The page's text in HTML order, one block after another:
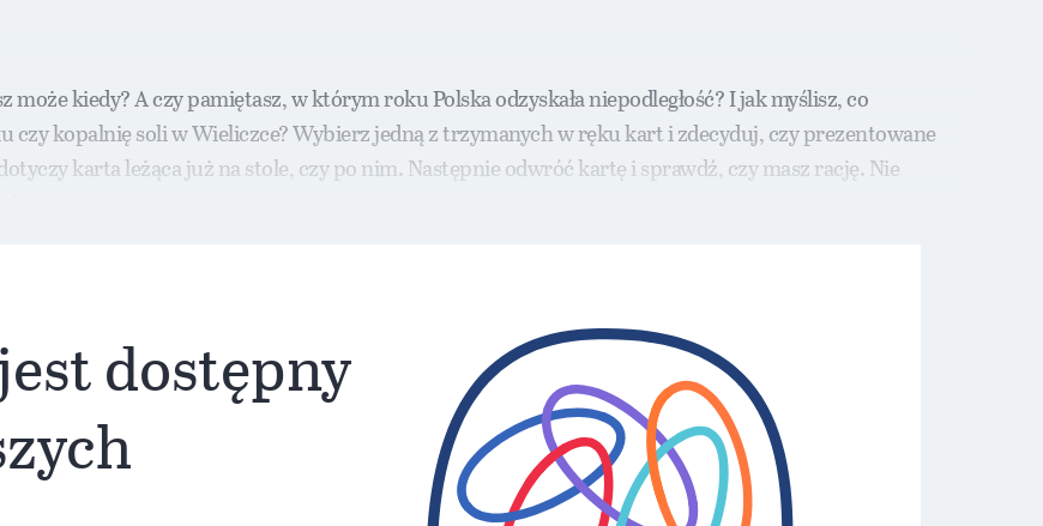
może kiedy? A czy pamiętasz, w którym roku Polska odzyskała niepodległość? I jak myślisz, co
czy kopalnię soli w Wieliczce? Wybierz jedną z trzymanych w ręku kart i zdecyduj, czy prezentowane
karta leżąca już na stole, czy po nim. Następnie odwróć kartę i sprawdź, czy masz rację. Nie
dostępny